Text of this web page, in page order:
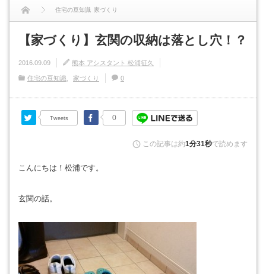
住宅の豆知識 家づくり
【家づくり】玄関の収納は落とし穴！？
【家づくり】玄関の収納は落とし穴！？
2016.09.09 熊本 アシスタント 松浦征久
住宅の豆知識 家づくり 0
Tweets
Twitter 0
Facebook
この記事は約1分31秒で読めます
こんにちは！松浦です。
玄関の話。